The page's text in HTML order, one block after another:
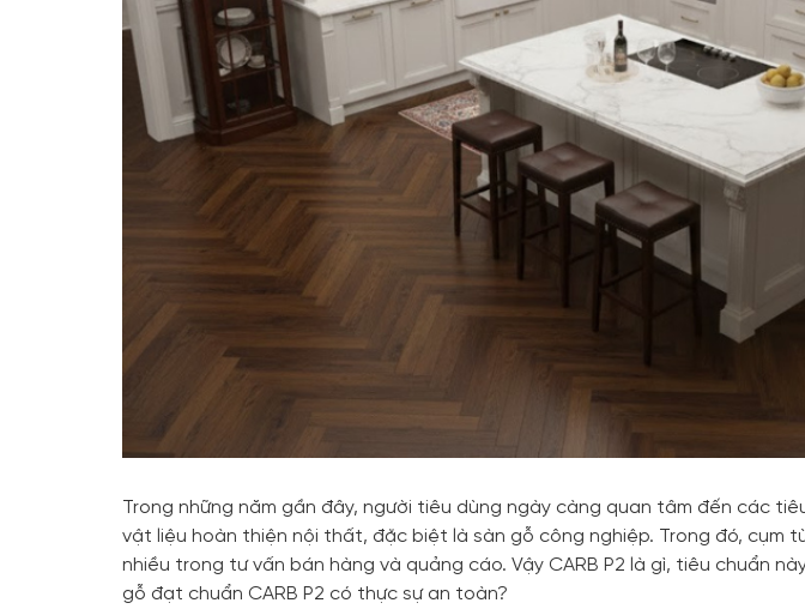
Trong những năm gần đây, người tiêu dùng ngày càng quan tâm đến các
vật liệu hoàn thiện nội thất, đặc biệt là sàn gỗ công nghiệp. Trong đó, cụm
nhiều trong tư vấn bán hàng và quảng cáo. Vậy CARB P2 là gì, tiêu chuẩn
gỗ đạt chuẩn CARB P2 có thực sự an toàn?